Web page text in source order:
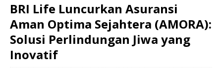
BRI Life Luncurkan Asuransi
Aman Optima Sejahtera (AMORA):
Solusi Perlindungan Jiwa yang
Inovatif